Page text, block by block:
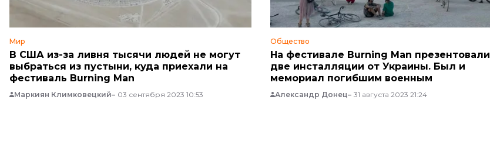
Мир
В США из-за ливня тысячи людей не могут
выбраться из пустыни, куда приехали на
фестиваль Burning Man
Маркиян Климковецкий 03 сентября 2023 10:53
Общество
На фестивале Burning Man презентовали
две инсталляции от Украины. Был и
мемориал погибшим военным
Александр Донец 31 августа 2023 21:24